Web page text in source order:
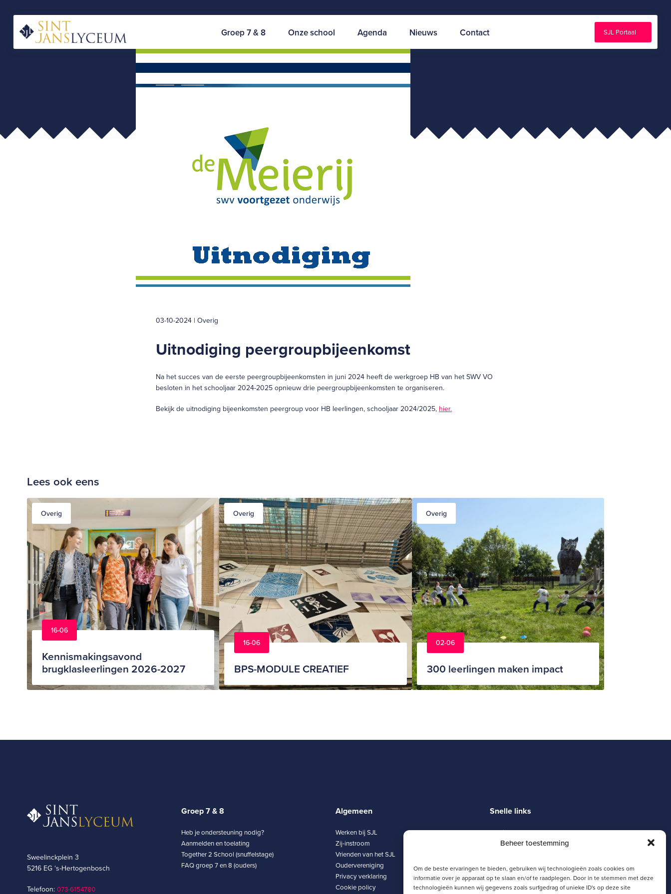
Beheer toestemming
Om de beste ervaringen te bieden, gebruiken wij technologieën zoals cookies om
informatie over je apparaat op te slaan en/of te raadplegen. Door in te stemmen met deze
technologieën kunnen wij gegevens zoals surfgedrag of unieke ID's op deze site
hoofdinhoud
Home Groep 7 & 8 Onze school Agenda Nieuws Contact SJL Portaal
03-10-2024 | Overig
Uitnodiging peergroupbijeenkomst
Na het succes van de eerste peergroupbijeenkomsten in juni 2024 heeft de werkgroep HB van het SWV VO
besloten in het schooljaar 2024-2025 opnieuw drie peergroupbijeenkomsten te organiseren.
Bekijk de uitnodiging bijeenkomsten peergroup voor HB leerlingen, schooljaar 2024/2025, hier.
Lees ook eens
Overig
16-06
Kennismakingsavond
brugklasleerlingen 2026-2027
Overig
16-06
BPS-MODULE CREATIEF
Overig
02-06
300 leerlingen maken impact
Sweelinckplein 3
5216 EG ‘s-Hertogenbosch
Telefoon: 073-6154780­
Groep 7 & 8
Heb je ondersteuning nodig?
Aanmelden en toelating
Together 2 School (snuffelstage)
FAQ groep 7 en 8 (ouders)
Algemeen
Werken bij SJL
Zij-instroom
Vrienden van het SJL
Oudervereniging
Privacy verklaring
Cookie policy
Snelle links
Magister
Moodle
SJL Portaal
Schoolgids